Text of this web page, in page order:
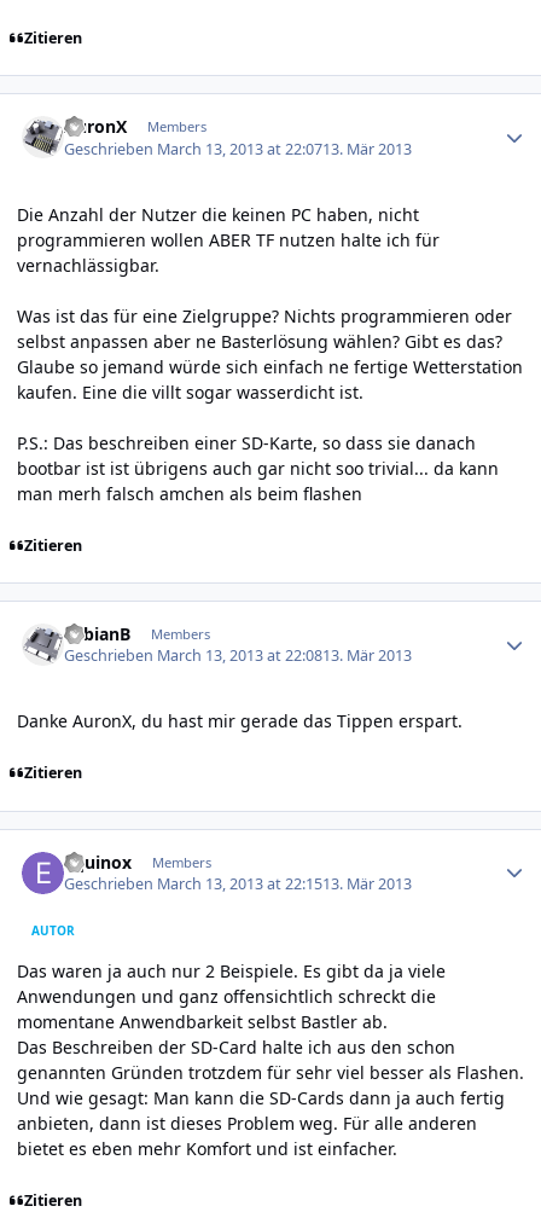
Zitieren
AuronX Members
Geschrieben March 13, 2013 at 22:0713. Mär 2013
Die Anzahl der Nutzer die keinen PC haben, nicht
programmieren wollen ABER TF nutzen halte ich für
vernachlässigbar.
Was ist das für eine Zielgruppe? Nichts programmieren oder
selbst anpassen aber ne Basterlösung wählen? Gibt es das?
Glaube so jemand würde sich einfach ne fertige Wetterstation
kaufen. Eine die villt sogar wasserdicht ist.
P.S.: Das beschreiben einer SD-Karte, so dass sie danach
bootbar ist ist übrigens auch gar nicht soo trivial... da kann
man merh falsch amchen als beim flashen
Zitieren
FabianB Members
Geschrieben March 13, 2013 at 22:0813. Mär 2013
Danke AuronX, du hast mir gerade das Tippen erspart.
Zitieren
Equinox Members
Geschrieben March 13, 2013 at 22:1513. Mär 2013
AUTOR
Das waren ja auch nur 2 Beispiele. Es gibt da ja viele
Anwendungen und ganz offensichtlich schreckt die
momentane Anwendbarkeit selbst Bastler ab.
Das Beschreiben der SD-Card halte ich aus den schon
genannten Gründen trotzdem für sehr viel besser als Flashen.
Und wie gesagt: Man kann die SD-Cards dann ja auch fertig
anbieten, dann ist dieses Problem weg. Für alle anderen
bietet es eben mehr Komfort und ist einfacher.
Zitieren